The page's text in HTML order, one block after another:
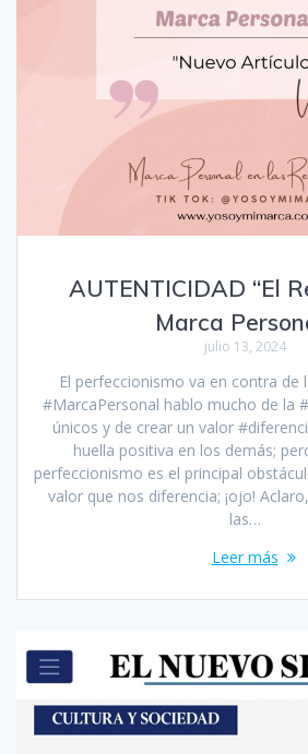
AUTENTICIDAD “El
Marca
julio 13, 2024
El perfeccionismo va en contra de
#MarcaPersonal hablo mucho de la
únicos y de crear un valor
huella positiva en los demás;
perfeccionismo es el principal
valor que nos diferencia; ¡ojo!
las…
Leer más